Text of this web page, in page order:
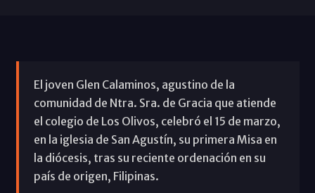
El joven Glen Calaminos, agustino de la
comunidad de Ntra. Sra. de Gracia que atiende
el colegio de Los Olivos, celebró el 15 de marzo,
en la iglesia de San Agustín, su primera Misa en
la diócesis, tras su reciente ordenación en su
país de origen, Filipinas.